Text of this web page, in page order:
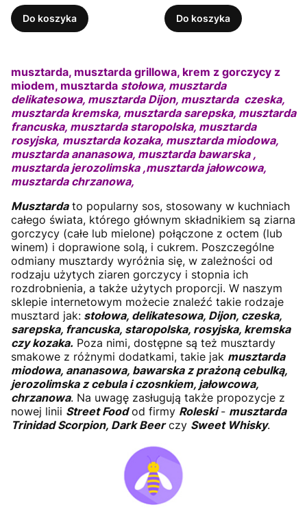
Do koszyka Do koszyka
musztarda, musztarda grillowa, krem z gorczycy z
miodem, musztarda stołowa, musztarda
delikatesowa, musztarda Dijon, musztarda czeska,
musztarda kremska, musztarda sarepska, musztarda
francuska, musztarda staropolska, musztarda
rosyjska, musztarda kozaka, musztarda miodowa,
musztarda ananasowa, musztarda bawarska ,
musztarda jerozolimska ,musztarda jałowcowa,
musztarda chrzanowa,
Musztardato popularny sos, stosowany w kuchniach
całego świata, którego głównym składnikiem są ziarna
gorczycy (całe lub mielone) połączone z octem (lub
winem) i doprawione solą, i cukrem. Poszczególne
odmiany musztardy wyróżnia się, w zależności od
rodzaju użytych ziaren gorczycy i stopnia ich
rozdrobnienia, a także użytych proporcji. W naszym
sklepie internetowym możecie znaleźć takie rodzaje
musztard jak: stołowa, delikatesowa, Dijon, czeska,
sarepska, francuska, staropolska, rosyjska, kremska
czy kozaka. Poza nimi, dostępne są też musztardy
smakowe z różnymi dodatkami, takie jak musztarda
miodowa, ananasowa, bawarska z prażoną cebulką,
jerozolimska z cebula i czosnkiem, jałowcowa,
chrzanowa. Na uwagę zasługują także propozycje z
nowej linii Street Foodod firmy Roleski- musztarda
Trinidad Scorpion, Dark Beerczy Sweet Whisky.